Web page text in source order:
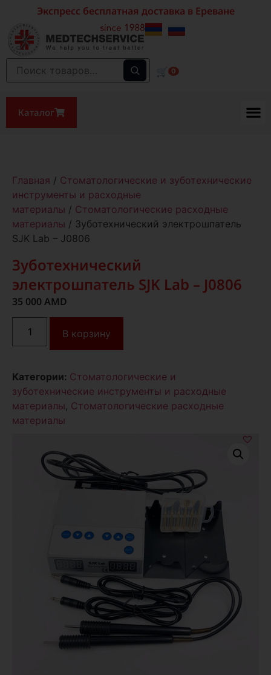
Экспресс бесплатная доставка в Ереване
🛒 0
Каталог
Главная / Стоматологические и зуботехнические
инструменты и расходные
материалы / Стоматологические расходные
материалы / Зуботехнический электрошпатель
SJK Lab – J0806
Зуботехнический
электрошпатель SJK Lab – J0806
35 000 AMD
В корзину
Категории: Стоматологические и
зуботехнические инструменты и расходные
материалы, Стоматологические расходные
материалы